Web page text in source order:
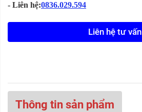
- Liên hệ:0836.029.594
Liên hệ tư vấn
Thông tin sản phẩm